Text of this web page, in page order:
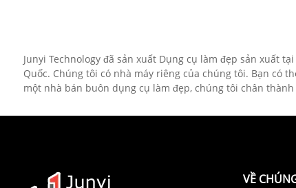
Junyi Technology đã sản xuất Dụng cụ làm đẹp sản xuất
Quốc. Chúng tôi có nhà máy riêng của chúng tôi. Bạn có
một nhà bán buôn dụng cụ làm đẹp, chúng tôi chân
VỀ